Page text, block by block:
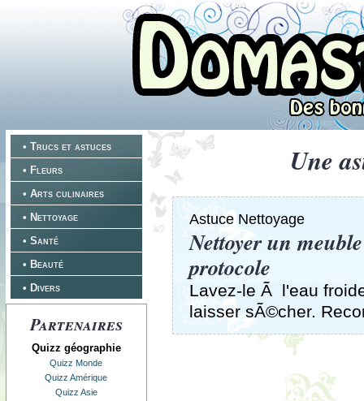
• Trucs et astuces
• Fleurs
• Arts culinaires
• Nettoyage
• Santé
• Beauté
• Divers
Partenaires
Quizz géographie
Quizz Monde
Quizz Amérique
Quizz Asie
Une
Astuce Nettoyage
Nettoyer un
protocole
Lavez-le Ã l'eau
laisser sÃ©cher.